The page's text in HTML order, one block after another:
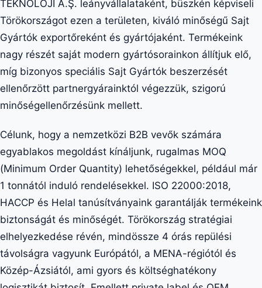
TEKNOLOJİ A.Ş. leányvállalataként, büszkén képviseli
Törökországot ezen a területen, kiváló minőségű Sajt
Gyártók exportőreként és gyártójaként. Termékeink
nagy részét saját modern gyártósorainkon állítjuk elő,
míg bizonyos speciális Sajt Gyártók beszerzését
ellenőrzött partnergyárainktól végezzük, szigorú
minőségellenőrzésünk mellett.
Célunk, hogy a nemzetközi B2B vevők számára
egyablakos megoldást kínáljunk, rugalmas MOQ
(Minimum Order Quantity) lehetőségekkel, például már
1 tonnától induló rendelésekkel. ISO 22000:2018,
HACCP és Helal tanúsítványaink garantálják termékeink
biztonságát és minőségét. Törökország stratégiai
elhelyezkedése révén, mindössze 4 órás repülési
távolságra vagyunk Európától, a MENA-régiótól és
Közép-Ázsiától, ami gyors és költséghatékony